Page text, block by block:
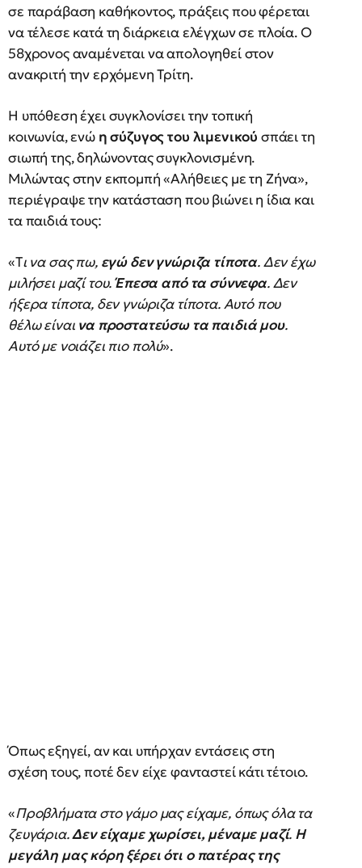
σε παράβαση καθήκοντος, πράξεις που φέρεται
να τέλεσε κατά τη διάρκεια ελέγχων σε πλοία. Ο
58χρονος αναμένεται να απολογηθεί στον
ανακριτή την ερχόμενη Τρίτη.
Η υπόθεση έχει συγκλονίσει την τοπική
κοινωνία, ενώ η σύζυγος του λιμενικού σπάει τη
σιωπή της, δηλώνοντας συγκλονισμένη.
Μιλώντας στην εκπομπή «Αλήθειες με τη Ζήνα»,
περιέγραψε την κατάσταση που βιώνει η ίδια και
τα παιδιά τους:
«Τι να σας πω, εγώ δεν γνώριζα τίποτα. Δεν έχω
μιλήσει μαζί του.Έπεσα από τα σύννεφα. Δεν
ήξερα τίποτα, δεν γνώριζα τίποτα. Αυτό που
θέλω είναι να προστατεύσω τα παιδιά μου.
Αυτό με νοιάζει πιο πολύ».
Όπως εξηγεί, αν και υπήρχαν εντάσεις στη
σχέση τους, ποτέ δεν είχε φανταστεί κάτι τέτοιο.
«Προβλήματα στο γάμο μας είχαμε, όπως όλα τα
ζευγάρια.Δεν είχαμε χωρίσει, μέναμε μαζί. Η
μεγάλη μας κόρη ξέρει ότι ο πατέρας της